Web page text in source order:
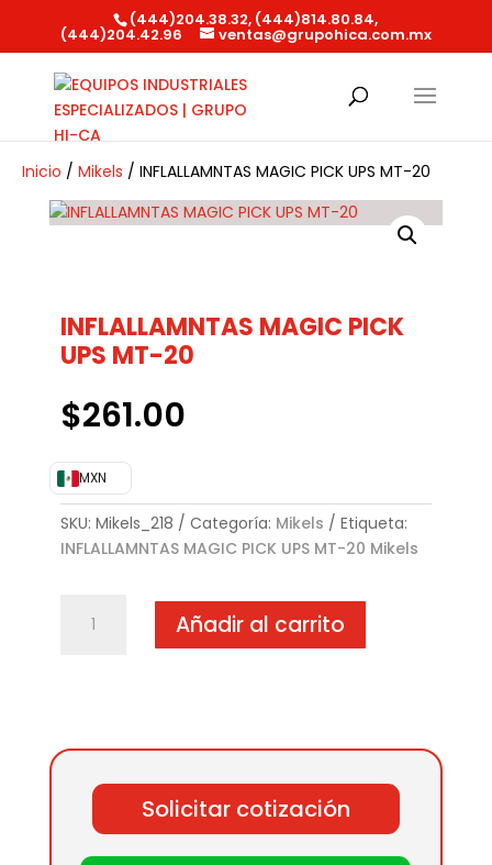
(444)204.38.32, (444)814.80.84,
(444)204.42.96 ventas@grupohica.com.mx
Inicio / Mikels / INFLALLAMNTAS MAGIC PICK UPS MT-20
INFLALLAMNTAS MAGIC PICK
UPS MT-20
$261.00
MXN
SKU: Mikels_218 Categoría: Mikels
Etiqueta:
INFLALLAMNTAS MAGIC PICK UPS MT-20 Mikels
INFLALLAMNTAS
MAGIC
cantidad
Añadir al carrito
Solicitar cotización